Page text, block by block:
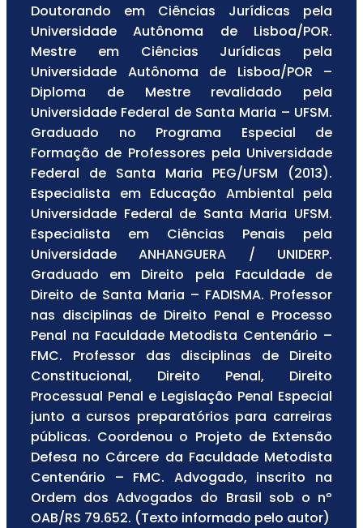
Doutorando em Ciências Jurídicas pela
Universidade Autônoma de Lisboa/POR.
Mestre em Ciências Jurídicas pela
Universidade Autônoma de Lisboa/POR –
Diploma de Mestre revalidado pela
Universidade Federal de Santa Maria – UFSM.
Graduado no Programa Especial de
Formação de Professores pela Universidade
Federal de Santa Maria PEG/UFSM (2013).
Especialista em Educação Ambiental pela
Universidade Federal de Santa Maria UFSM.
Especialista em Ciências Penais pela
Universidade ANHANGUERA / UNIDERP.
Graduado em Direito pela Faculdade de
Direito de Santa Maria – FADISMA. Professor
nas disciplinas de Direito Penal e Processo
Penal na Faculdade Metodista Centenário –
FMC. Professor das disciplinas de Direito
Constitucional, Direito Penal, Direito
Processual Penal e Legislação Penal Especial
junto a cursos preparatórios para carreiras
públicas. Coordenou o Projeto de Extensão
Defesa no Cárcere da Faculdade Metodista
Centenário – FMC. Advogado, inscrito na
Ordem dos Advogados do Brasil sob o nº
OAB/RS 79.652. (Texto informado pelo autor)